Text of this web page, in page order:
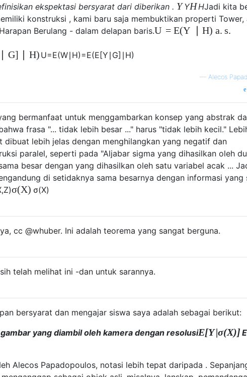
ekspektasi bersyarat dari diberikan . Y YH HJadi kita
konstruksi , kami baru saja membuktikan properti Tower,
Berulang - dalam delapan baris.U = E(Y H) a. s.
G] H) U=E(W∣ H)=E(E [Y ∣ G] ∣ H)
— Alecos
bermanfaat untuk menggambarkan konsep yang abstrak
frasa "... tidak lebih besar ..." harus "tidak lebih kecil."
dibuat lebih jelas dengan menghilangkan yang negatif dan
paralel, seperti pada "Aljabar sigma yang dihasilkan oleh
besar dengan yang dihasilkan oleh satu variabel acak ...
di setidaknya sama besarnya dengan informasi yang
,Z)σ(X) σ(X)
cc @whuber. Ini adalah teorema yang sangat berguna.
telah melihat ini -dan untuk sarannya.
bersyarat dan mengajar siswa saya adalah sebagai berikut:
yang diambil oleh kamera dengan resolusiE[Y|σ(X)] E
Alecos Papadopoulos, notasi lebih tepat daripada .